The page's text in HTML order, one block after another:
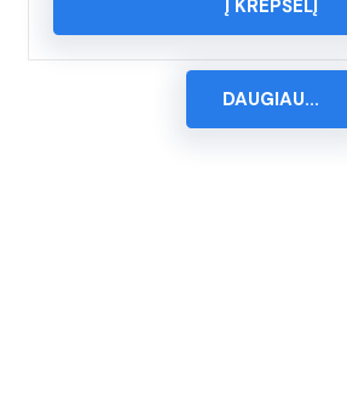
Į KREPŠELĮ
DAUGIAU...